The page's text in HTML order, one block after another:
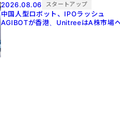
2026.08.06 スタートアップ
中国人型ロボット、IPOラッシュ
AGIBOTが香港、UnitreeはA株市場